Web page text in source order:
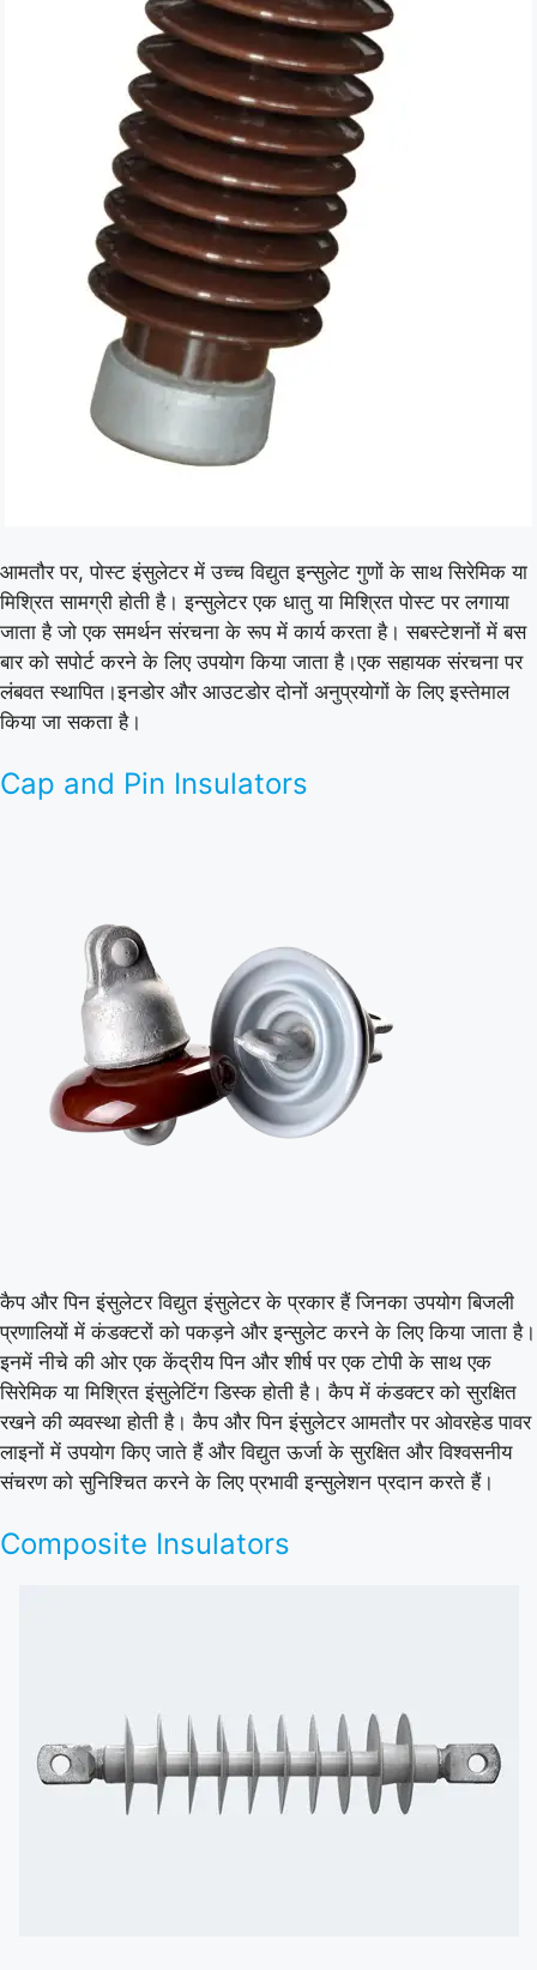
आमतौर पर, पोस्ट इंसुलेटर में उच्च विद्युत इन्सुलेट गुणों के साथ सिरेमिक या
मिश्रित सामग्री होती है। इन्सुलेटर एक धातु या मिश्रित पोस्ट पर लगाया
जाता है जो एक समर्थन संरचना के रूप में कार्य करता है। सबस्टेशनों में बस
बार को सपोर्ट करने के लिए उपयोग किया जाता है।एक सहायक संरचना पर
लंबवत स्थापित।इनडोर और आउटडोर दोनों अनुप्रयोगों के लिए इस्तेमाल
किया जा सकता है।
Cap and Pin Insulators
कैप और पिन इंसुलेटर विद्युत इंसुलेटर के प्रकार हैं जिनका उपयोग बिजली
प्रणालियों में कंडक्टरों को पकड़ने और इन्सुलेट करने के लिए किया जाता है।
इनमें नीचे की ओर एक केंद्रीय पिन और शीर्ष पर एक टोपी के साथ एक
सिरेमिक या मिश्रित इंसुलेटिंग डिस्क होती है। कैप में कंडक्टर को सुरक्षित
रखने की व्यवस्था होती है। कैप और पिन इंसुलेटर आमतौर पर ओवरहेड पावर
लाइनों में उपयोग किए जाते हैं और विद्युत ऊर्जा के सुरक्षित और विश्वसनीय
संचरण को सुनिश्चित करने के लिए प्रभावी इन्सुलेशन प्रदान करते हैं।
Composite Insulators